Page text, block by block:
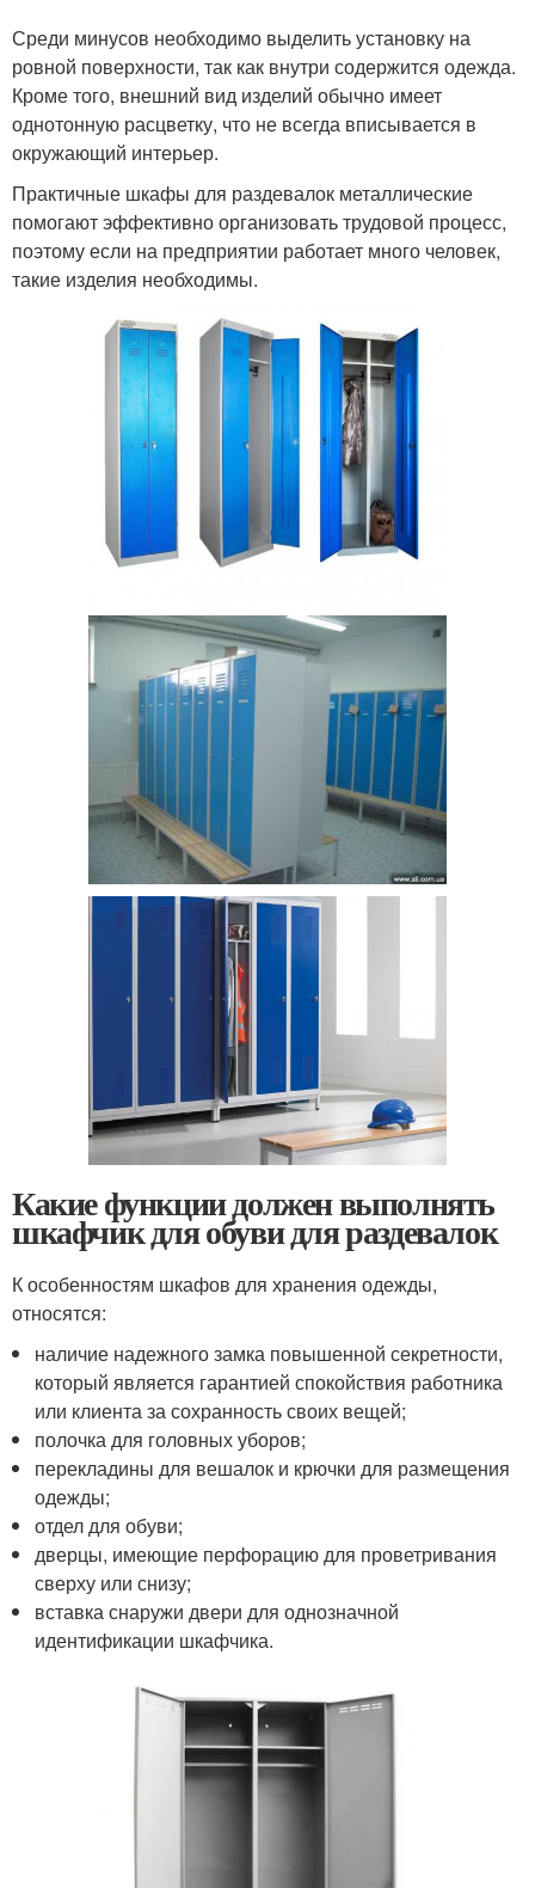
Среди минусов необходимо выделить установку на
ровной поверхности, так как внутри содержится одежда.
Кроме того, внешний вид изделий обычно имеет
однотонную расцветку, что не всегда вписывается в
окружающий интерьер.
Практичные шкафы для раздевалок металлические
помогают эффективно организовать трудовой процесс,
поэтому если на предприятии работает много человек,
такие изделия необходимы.
Какие функции должен выполнять
шкафчик для обуви для раздевалок
К особенностям шкафов для хранения одежды,
относятся:
наличие надежного замка повышенной секретности,
который является гарантией спокойствия работника
или клиента за сохранность своих вещей;
полочка для головных уборов;
перекладины для вешалок и крючки для размещения
одежды;
отдел для обуви;
дверцы, имеющие перфорацию для проветривания
сверху или снизу;
вставка снаружи двери для однозначной
идентификации шкафчика.